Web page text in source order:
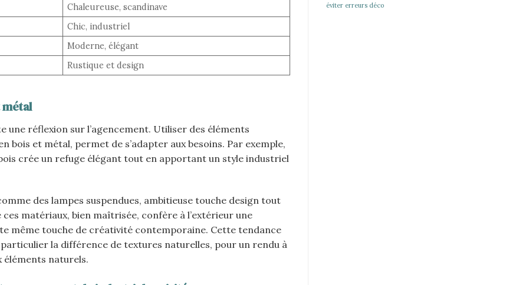
Chaleureuse, scandinave
Chic, industriel
Moderne, élégant
Rustique et design
réflexion sur l’agencement. Utiliser des éléments
bois et métal, permet de s’adapter aux besoins. Par exemple,
crée un refuge élégant tout en apportant un style industriel
des lampes suspendues, ambitieuse touche design tout
matériaux, bien maîtrisée, confère à l’extérieur une
même touche de créativité contemporaine. Cette tendance
la différence de textures naturelles, pour un rendu à
éléments naturels.
éviter erreurs déco